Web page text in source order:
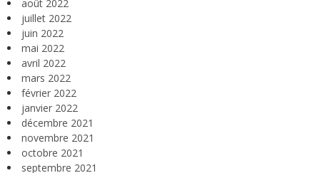
août 2022
juillet 2022
juin 2022
mai 2022
avril 2022
mars 2022
février 2022
janvier 2022
décembre 2021
novembre 2021
octobre 2021
septembre 2021